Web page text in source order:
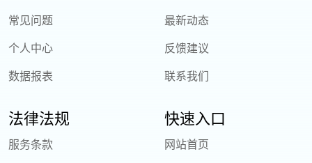
常见问题
个人中心
数据报表
最新动态
反馈建议
联系我们
法律法规
服务条款
快速入口
网站首页